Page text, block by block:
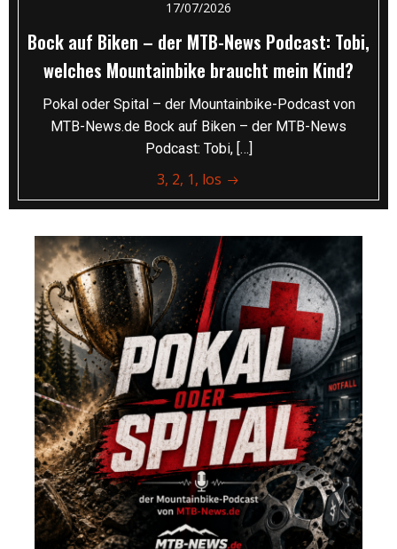
17/07/2026
Bock auf Biken – der MTB-News Podcast: Tobi,
welches Mountainbike braucht mein Kind?
Pokal oder Spital – der Mountainbike-Podcast von
MTB-News.de Bock auf Biken – der MTB-News
Podcast: Tobi, […]
3, 2, 1, los